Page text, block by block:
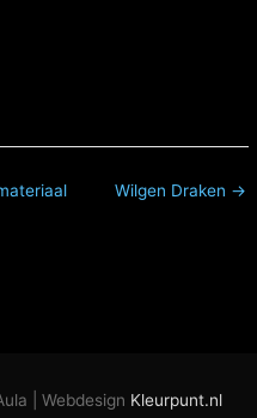
Wilgen Draken →
| Webdesign Kleurpunt.nl